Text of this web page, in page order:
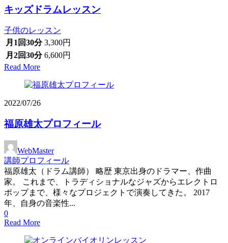
キッズドラムレッスン
子供のレッスン
月1回30分 3,300円
月2回30分 6,600円
Read More
2022/07/26
福原雄太プロフィール
WebMaster
講師プロフィール
福原雄太（ドラム講師） 略歴 東京出身のドラマー、作曲
家。 これまで、トラディショナルなジャズからエレクトロ
ポップまで、様々なプロジェクトで演奏してきた。 2017
年、自身の音楽性...
0
Read More